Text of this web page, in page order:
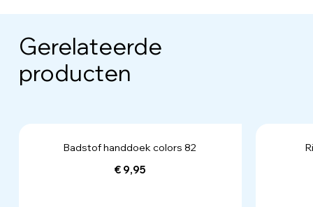
Gerelateerde
producten
Badstof handdoek colors 82
€ 9,95